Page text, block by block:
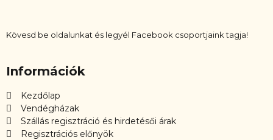
Kövesd be oldalunkat és legyél Facebook csoportjaink tagja!
Információk
Kezdőlap
Vendégházak
Szállás regisztráció és hirdetésői árak
Regisztrációs előnyök